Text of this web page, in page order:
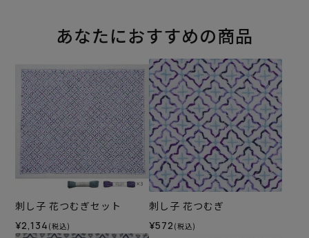
あなたにおすすめの商品
刺し子 花つむぎセット
¥2,134 (税込)
刺し子 花つむぎ
¥572 (税込)